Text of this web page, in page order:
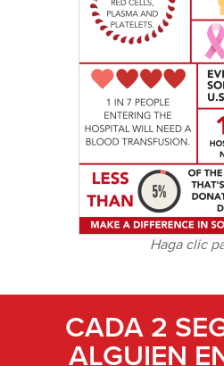
Haga clic
CADA 2
ALGUIEN